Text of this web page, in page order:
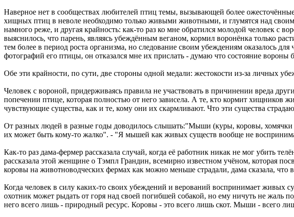
Наверное нет в сообществах любителей птиц темы, вызывающей более
хищных птиц в неволе необходимо только живыми животными, и глумятся над
намного реже, и другая крайность: как-то раз ко мне обратился молодой человек с
выяснилось, что парень, являясь убеждённым веганом, кормил воронёнка только
тем более в период роста организма, но следование своим убеждениям оказалось
фотографий его птицы, он отказался мне их прислать - думаю что состояние вороны
Обе эти крайности, по сути, две стороны одной медали: жестокости из-за личных
Человек с вороной, придерживаясь правила не участвовать в причинении вреда
попечении птице, которая полностью от него зависела. А те, кто кормит
чувствующие существа, как и те, кому они их скармливают. Что эти существа
От разных людей в разные годы доводилось слышать:"Мыши (куры, коровы,
их может быть кому-то жалко". - "Я мышей как живых существ вообще не
Как-то раз дама-фермер рассказала случай, когда её работник никак не мог убить
рассказала этой женщине о Тэмпл Грандин, всемирно известном учёном, которая
коровы на животноводческих фермах как можно меньше страдали, дама сказала, что
Когда человек в силу каких-то своих убеждений и верований воспринимает
охотник может рыдать от горя над своей погибшей собакой, но ему ничуть не
него всего лишь - природный ресурс. Коровы - это всего лишь скот. Мыши - всего